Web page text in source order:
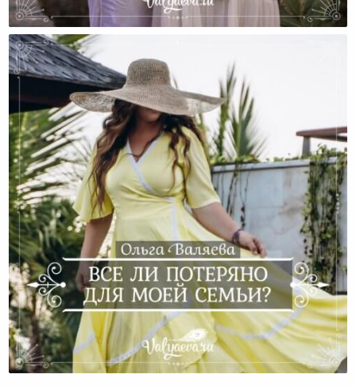
7 Экзаменов Молодой Семьи
Все Ли Потеряно Для Моей Семьи?